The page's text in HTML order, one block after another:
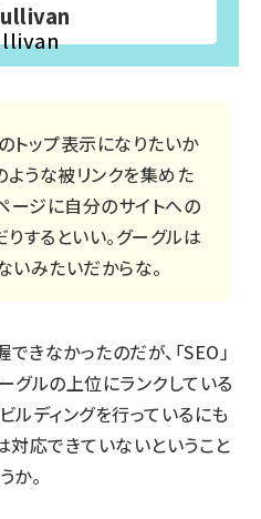
トップ表示になりたいか
ような被リンクを集めた
ージに自分のサイトへの
するといい。グーグルは
いみたいだからな。
きなかったのだが、「SEO」
グルの上位にランクしている
ルディングを行っているにも
対応できていないということ
か。